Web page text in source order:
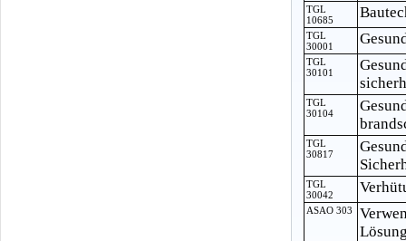
TGL
10685
TGL
30001
TGL
30101
TGL
30104
TGL
30817
TGL
30042
ASAO 303